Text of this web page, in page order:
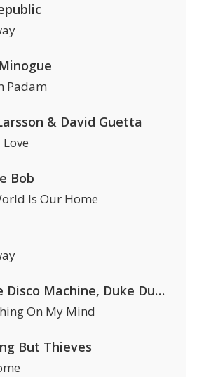
Padam
& David Guetta
Bob
Is Our Home
Purple Disco Machine, Duke Dumont & Nothing But Thieves
On My Mind
But Thieves